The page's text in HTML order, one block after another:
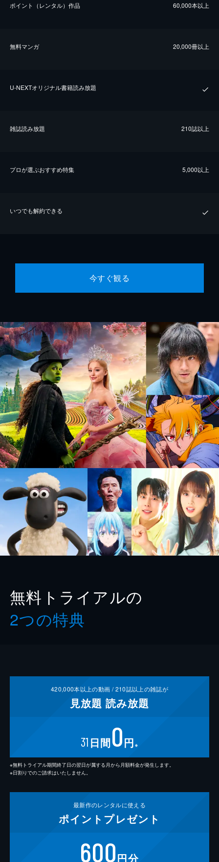
ポイント（レンタル）作品 60,000本以上
無料マンガ 20,000冊以上
U-NEXTオリジナル書籍読み放題
雑誌読み放題 210誌以上
プロが選ぶおすすめ特集 5,000以上
いつでも解約できる
今すぐ観る
無料トライアルの
2つの特典
420,000本以上の動画 /210誌以上の雑誌が
見放題 読み放題
31 日間0円 ※
※無料トライアル期間終了日の翌日が属する月から月額料金が発生します。
※日割りでのご請求はいたしません。
最新作のレンタルに使える
ポイント プレゼント
600円分